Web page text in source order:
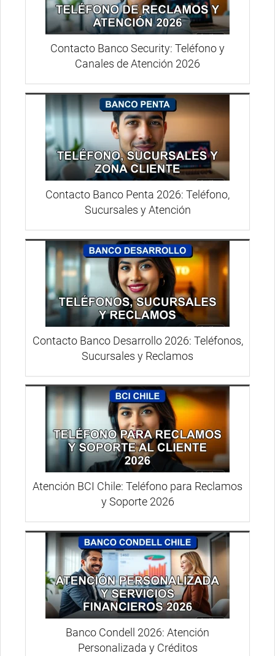
Contacto Banco Security: Teléfono y
Canales de Atención 2026
Contacto Banco Penta 2026: Teléfono,
Sucursales y Atención
Contacto Banco Desarrollo 2026: Teléfonos,
Sucursales y Reclamos
Atención BCI Chile: Teléfono para Reclamos
y Soporte 2026
Banco Condell 2026: Atención
Personalizada y Créditos